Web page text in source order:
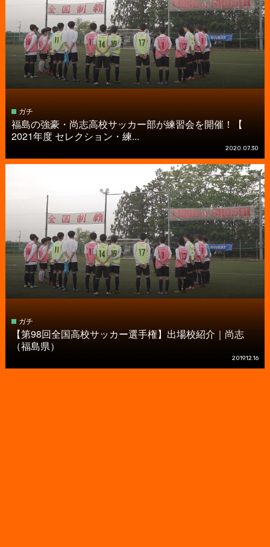
ガチ
福島の強豪・尚志高校サッカー部が練習会を開催！【
2021年度 セレクション・練...
2020.07.30
ガチ
【第98回全国高校サッカー選手権】出場校紹介｜尚志
（福島県）
2019.12.16